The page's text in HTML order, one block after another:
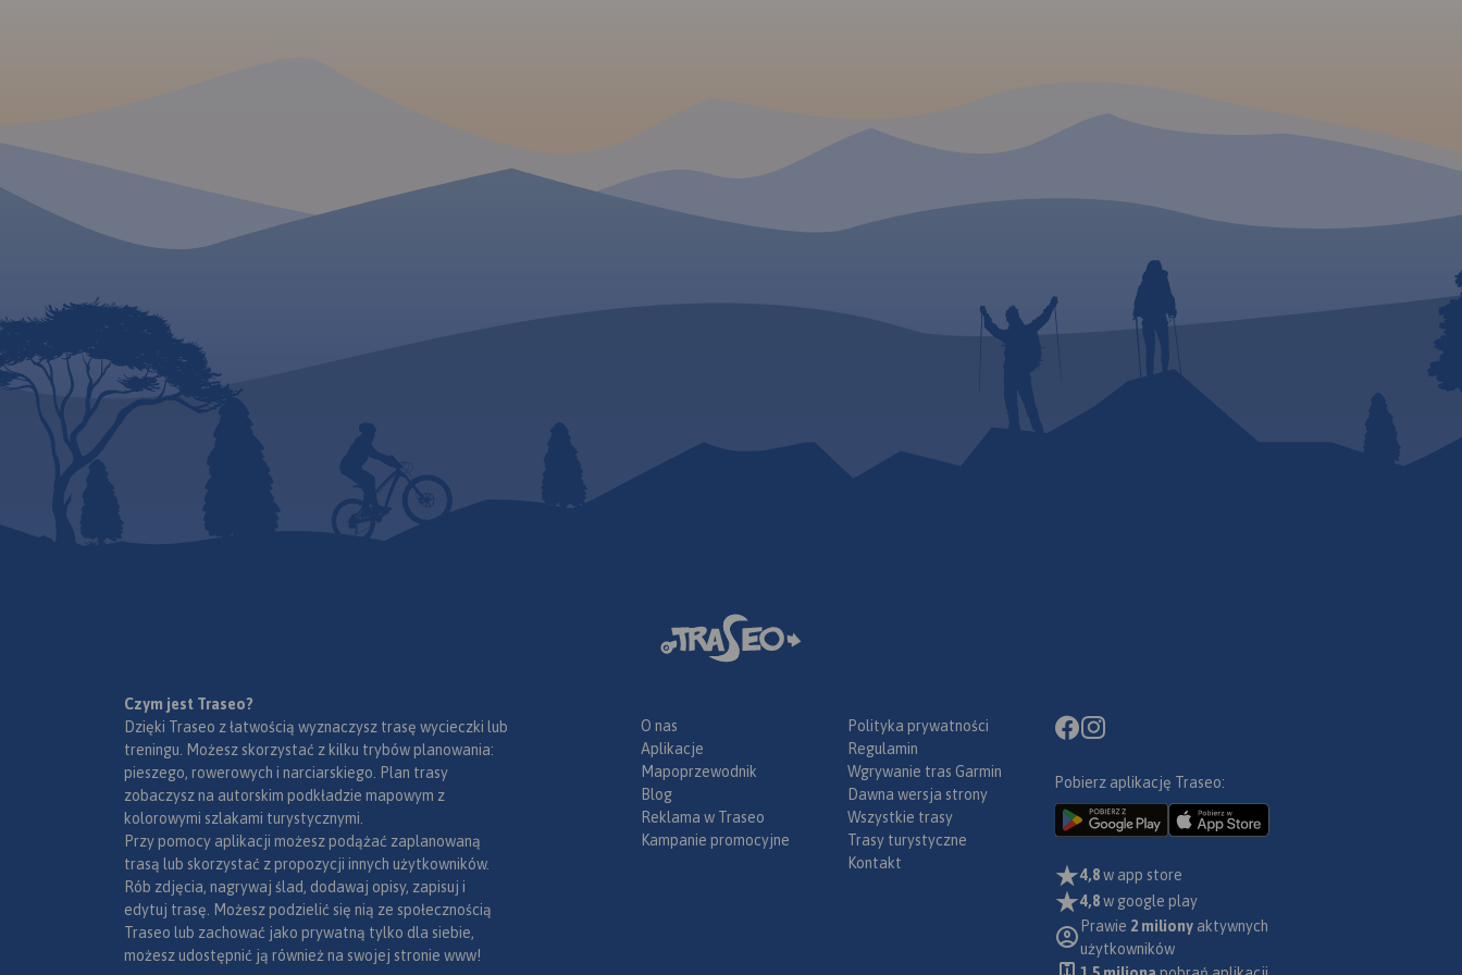
Czym jest Traseo?
Dzięki Traseo z łatwością wyznaczysz trasę wycieczki lub
treningu. Możesz skorzystać z kilku trybów planowania:
pieszego, rowerowych i narciarskiego. Plan trasy
zobaczysz na autorskim podkładzie mapowym z
kolorowymi szlakami turystycznymi.
Przy pomocy aplikacji możesz podążać zaplanowaną
trasą lub skorzystać z propozycji innych użytkowników.
Rób zdjęcia, nagrywaj ślad, dodawaj opisy, zapisuj i
edytuj trasę. Możesz podzielić się nią ze społecznością
Traseo lub zachować jako prywatną tylko dla siebie,
możesz udostępnić ją również na swojej stronie www!
O nas
Aplikacje
Mapoprzewodnik
Blog
Reklama w Traseo
Kampanie promocyjne
Polityka prywatności
Regulamin
Wgrywanie tras Garmin
Dawna wersja strony
Wszystkie trasy
Trasy turystyczne
Kontakt
Pobierz aplikację Traseo:
4,8w app store
4,8w google play
Prawie 2 miliony aktywnych
użytkowników